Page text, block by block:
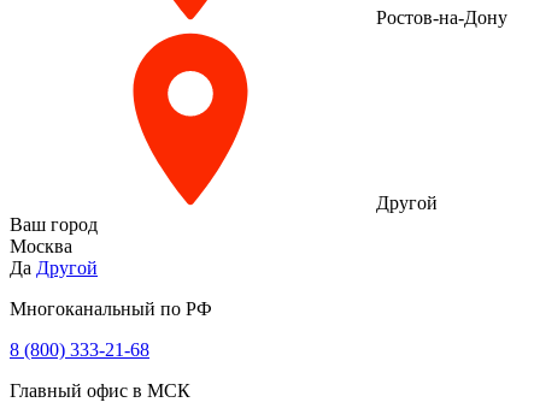
Ростов-на-Дону
Другой
Ваш город
Москва
Да Другой
Многоканальный по РФ
8 (800) 333‑21-68
Главный офис в МСК